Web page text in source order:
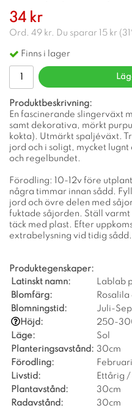
34 kr
Ord. 49 kr. Du sparar 15 kr ( 31
Finns i lager
Produktbeskrivning:
En fascinerande slingerväxt
samt dekorativa, mörkt
kokta). Utmärkt spaljéväxt.
jord och i soligt, mycket
och regelbundet.
Förodling: 10-12v före
några timmar innan sådd.
jord och övre delen med
fuktade såjorden. Ställ varmt
täck med plast. Efter
extrabelysning vid tidig
Produktegenskaper:
Latinskt namn:
Lablab
Blomfärg:
Blomningstid:
Juli-
Höjd:
250-
Läge:
Sol
Planteringsavstånd: 30cm
Förodling:
Livstid:
Ettårig /
Plantavstånd:
30cm
Radavstånd:
30cm